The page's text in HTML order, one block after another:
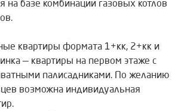
на базе комбинации газовых котлов
квартиры формата 1+кк, 2+кк и
— квартиры на первом этаже с
палисадниками. По желанию
возможна индивидуальная